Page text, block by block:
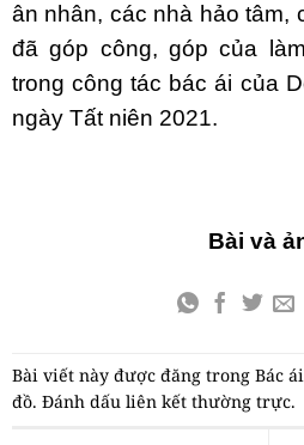
ân nhân, các nhà hảo tâm,
đã góp công, góp của
trong công tác bác ái của
ngày Tất niên 2021.
Bài và
Bài viết này được đăng trong Bác
đồ. Đánh dấu liên kết thường trực.